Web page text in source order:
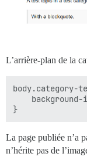
L’arrière-plan de la
body.category-
background-
La page publiée n’a
n’hérite pas de